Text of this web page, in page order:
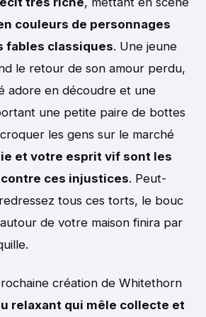
couleurs de personnages
fables classiques. Une jeune
le retour de son amour perdu,
adore en découdre et une
une petite paire de bottes
les gens sur le marché
et votre esprit vif sont les
ces injustices. Peut-
tous ces torts, le bouc
de votre maison finira par
création de Whitethorn
relaxant qui mêle collecte et